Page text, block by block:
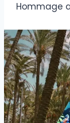
Hommage